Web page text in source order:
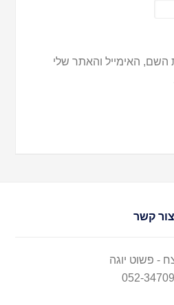
האימייל והאתר שלי
צור קשר
- פשוט יוגה
052-